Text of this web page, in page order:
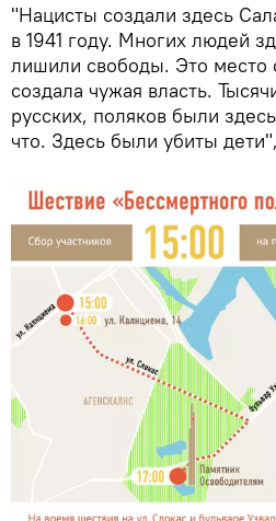
"Нацисты создали здесь
в 1941 году. Многих людей
лишили свободы. Это место
создала чужая власть.
русских, поляков были
что. Здесь были убиты